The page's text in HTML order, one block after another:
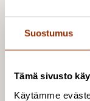
Suostumus
Tämä sivusto
Käytämme
kansainvälinen
kulttuurin